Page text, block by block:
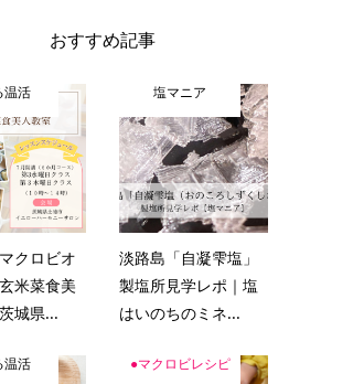
おすすめ記事
温活
クロビオ
米菜食美
城県...
塩マニア
淡路島「自凝雫塩」
製塩所見学レポ｜塩
はいのちのミネ...
温活 ●マクロビレシピ